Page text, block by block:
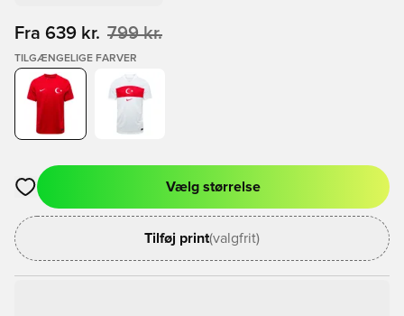
Fra 639 kr. 799 kr.
TILGÆNGELIGE FARVER
Åbner en Modal til at logge ind eller tilmelde dig som medlem
Vælg størrelse
Tilføj print(valgfrit)